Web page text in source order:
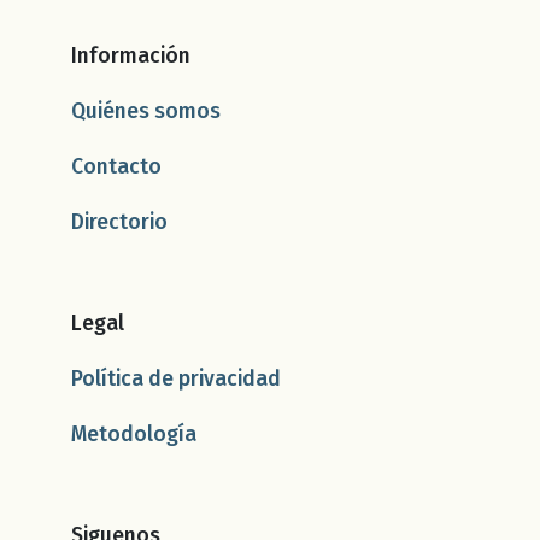
Información
Quiénes somos
Contacto
Directorio
Legal
Política de privacidad
Metodología